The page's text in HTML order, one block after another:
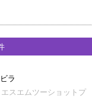
ラ
エスエムツーショットプ